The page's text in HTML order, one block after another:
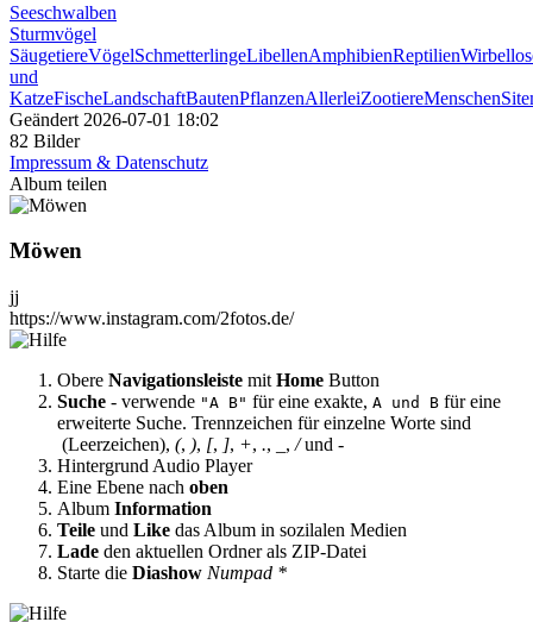
Seeschwalben
Sturmvögel
SäugetiereVögelSchmetterlingeLibellenAmphibienReptilien
und
KatzeFischeLandschaftBautenPflanzenAllerleiZootiereMenschen
Geändert 2026-07-01 18:02
82 Bilder
Impressum & Datenschutz
Album teilen
Möwen
jj
https://www.instagram.com/2fotos.de/
Obere Navigationsleiste mit Home Button
Suche - verwende "A B" für eine exakte, A und B für eine
erweiterte Suche. Trennzeichen für einzelne Worte sind
(Leerzeichen), (, ), [, ], +, ., , /und -
Hintergrund Audio Player
Eine Ebene nach oben
Album Information
Teile und Like das Album in sozilalen Medien
Lade den aktuellen Ordner als ZIP-Datei
Starte die Diashow Numpad *